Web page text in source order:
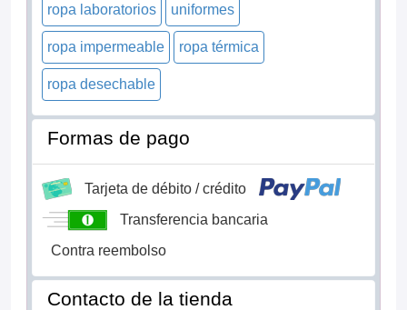
ropa laboratorios uniformes
ropa impermeable ropa térmica
ropa desechable
Formas de pago
Tarjeta de débito / crédito
Transferencia bancaria
Contra reembolso
Contacto de la tienda